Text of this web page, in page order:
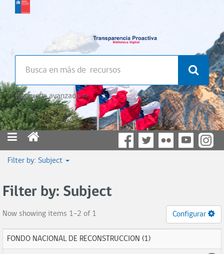
Búsqueda avanzada >>
Filter by: Subject
Filter by: Subject
Now showing items 1-2 of 1 Configurar
FONDO NACIONAL DE RECONSTRUCCION (1)